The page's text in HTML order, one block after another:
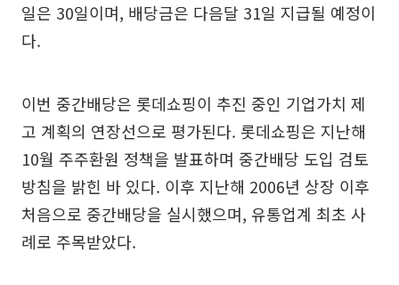
일은 30일이며, 배당금은 다음달 31일 지급될 예정이
다.
이번 중간배당은 롯데쇼핑이 추진 중인 기업가치 제
고 계획의 연장선으로 평가된다. 롯데쇼핑은 지난해
10월 주주환원 정책을 발표하며 중간배당 도입 검토
방침을 밝힌 바 있다. 이후 지난해 2006년 상장 이후
처음으로 중간배당을 실시했으며, 유통업계 최초 사
례로 주목받았다.